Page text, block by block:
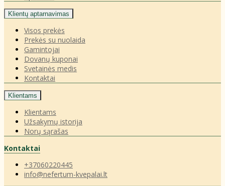
Klientų aptarnavimas
Visos prekės
Prekės su nuolaida
Gamintojai
Dovanų kuponai
Svetainės medis
Kontaktai
Klientams
Klientams
Užsakymų istorija
Norų sąrašas
Kontaktai
+37060220445
info@nefertum-kvepalai.lt